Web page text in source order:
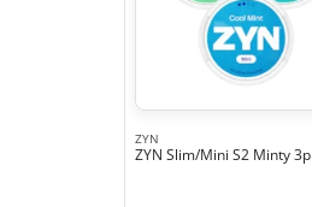
ZYN
ZYN Slim/Mini S2 Minty 3p